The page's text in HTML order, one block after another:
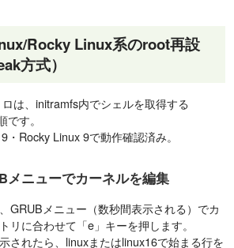
Rocky Linux系のroot再設
方式）
は、initramfs内でシェルを取得する
す。
Rocky Linux 9で動作確認済み。
メニューでカーネルを編集
GRUBメニュー（数秒間表示される）でカ
リに合わせて「e」キーを押します。
されたら、linuxまたはlinux16で始まる行を